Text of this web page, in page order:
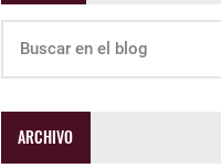
ARCHIVO